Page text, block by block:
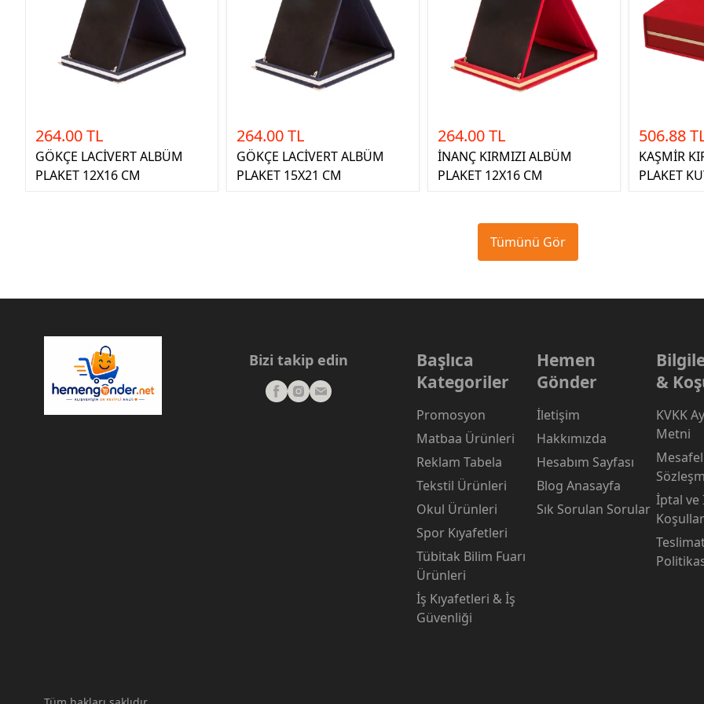
264.00 TL
GÖKÇE LACİVERT ALBÜM
PLAKET 12X16 CM
264.00 TL
GÖKÇE LACİVERT ALBÜM
PLAKET 15X21 CM
264.00 TL
İNANÇ KIRMIZI ALBÜM
PLAKET 12X16 CM
506.88
KAŞMİR
PLAKET
Tümünü Gör
Bizi takip edin
Başlıca
Kategoriler
Promosyon
Matbaa Ürünleri
Reklam Tabela
Tekstil Ürünleri
Okul Ürünleri
Spor Kıyafetleri
Tübitak Bilim Fuarı
Ürünleri
İş Kıyafetleri & İş
Güvenliği
Hemen
Gönder
İletişim
Hakkımızda
Hesabım Sayfası
Blog Anasayfa
Sık Sorulan Sorular
&
KVKK
Metni
İptal ve